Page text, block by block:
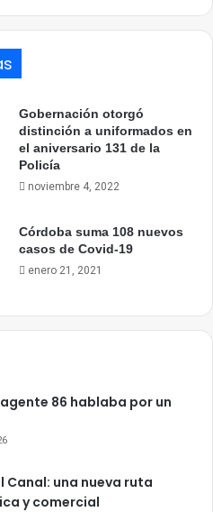
Gobernación otorgó
distinción a uniformados en
el aniversario 131 de la
Policía
noviembre 4, 2022
Córdoba suma 108 nuevos
casos de Covid-19
enero 21, 2021
86 hablaba por un
Canal: una nueva ruta
y comercial